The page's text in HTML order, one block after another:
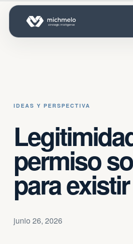
IDEAS Y PERSPECTIVA
permiso
para existir
junio 26, 2026